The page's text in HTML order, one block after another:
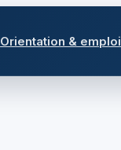
Orientation & emploi